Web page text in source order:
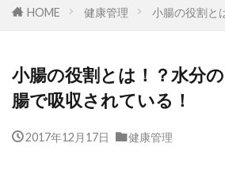
HOME 健康管理 小腸の役割と
小腸の役割とは！？水分
腸で吸収されている！
2017年12月17日 健康管理